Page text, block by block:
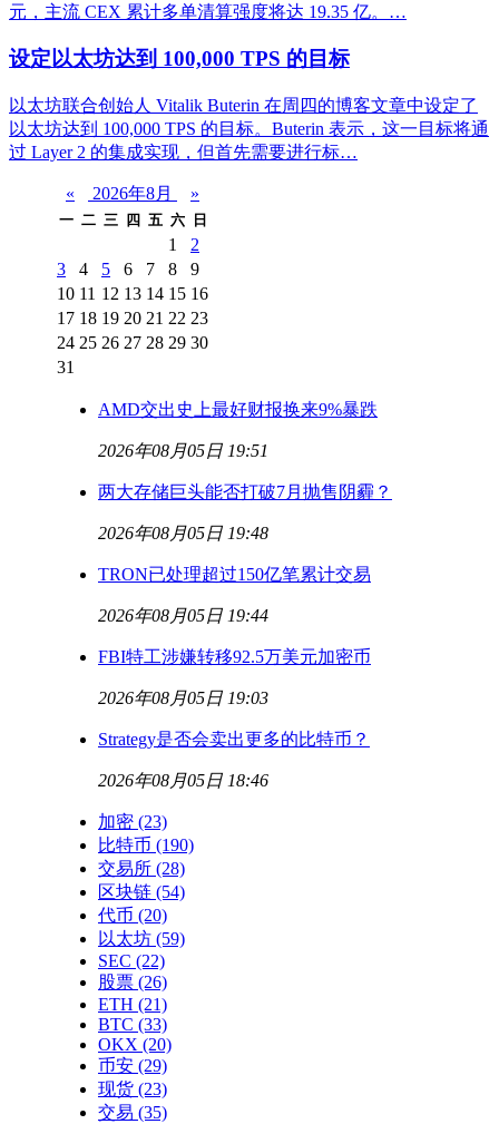
元，主流 CEX 累计多单清算强度将达 19.35 亿。…
设定以太坊达到 100,000 TPS 的目标
以太坊联合创始人 Vitalik Buterin 在周四的博客文章中设定了
以太坊达到 100,000 TPS 的目标。Buterin 表示，这一目标将通
过 Layer 2 的集成实现，但首先需要进行标…
« 2026年8月 »
一 二 三 四 五 六 日
1
2
3
4 5 6 7 8
9
10 11 12 13 14 15 16
17 18 19 20 21 22 23
24 25 26 27 28 29 30
31
AMD交出史上最好财报换来9%暴跌
2026年08月05日 19:51
两大存储巨头能否打破7月抛售阴霾？
2026年08月05日 19:48
TRON已处理超过150亿笔累计交易
2026年08月05日 19:44
FBI特工涉嫌转移92.5万美元加密币
2026年08月05日 19:03
Strategy是否会卖出更多的比特币？
2026年08月05日 18:46
加密 (23)
比特币 (190)
交易所 (28)
区块链 (54)
代币 (20)
以太坊 (59)
SEC (22)
股票 (26)
ETH (21)
BTC (33)
OKX (20)
币安 (29)
现货 (23)
交易 (35)